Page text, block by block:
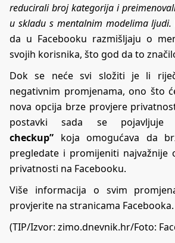
reducirali broj kategorija i
u skladu s mentalnim modelima ljudi.
da u Facebooku razmišljaju o
svojih korisnika, što god da to
Dok se neće svi složiti je li
negativnim promjenama, ono što
nova opcija brze provjere
postavki sada se
checkup” koja omogućava da
pregledate i promijeniti najvažnije
privatnosti na Facebooku.
Više informacija o svim
provjerite na stranicama Facebooka.
(TIP/Izvor: zimo.dnevnik.hr/Foto: